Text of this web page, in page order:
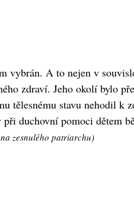
vybrán. A to nejen v
zdraví. Jeho okolí bylo
tělesnému stavu nehodil k
duchovní pomoci dětem
zesnulého patriarchu)